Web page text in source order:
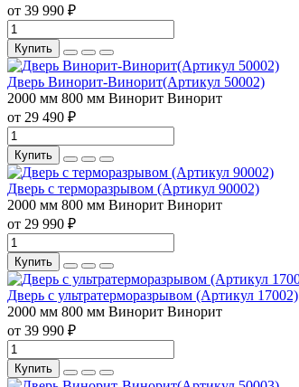
от 39 990 ₽
Купить
Дверь Винорит-Винорит(Артикул 50002)
2000 мм 800 мм Винорит Винорит
от 29 490 ₽
Купить
Дверь с терморазрывом (Артикул 90002)
2000 мм 800 мм Винорит Винорит
от 29 990 ₽
Купить
Дверь с ультратерморазрывом (Артикул 17002)
2000 мм 800 мм Винорит Винорит
от 39 990 ₽
Купить